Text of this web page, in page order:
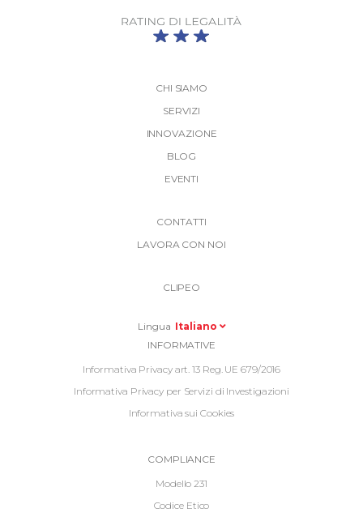
CHI SIAMO
SERVIZI
INNOVAZIONE
BLOG
EVENTI
CONTATTI
LAVORA CON NOI
CLIPEO
Lingua Italiano
Informative
Footer
INFORMATIVE
Informativa Privacy art. 13 Reg. UE 679/2016
Informativa Privacy per Servizi di Investigazioni
Informativa sui Cookies
InformativeCOMPLIANCE
Modello 231
Codice Etico